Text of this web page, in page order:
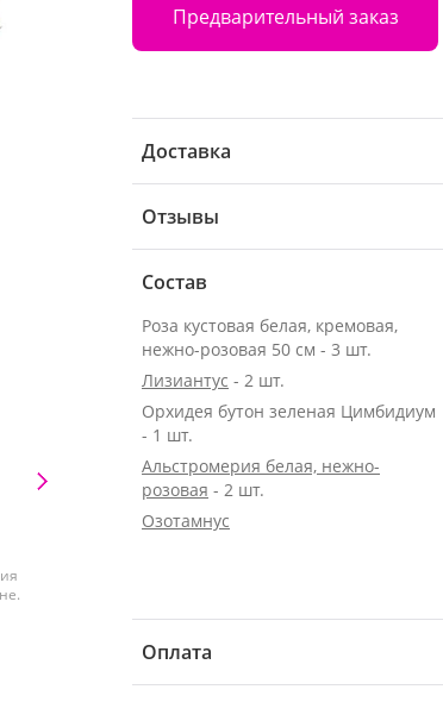
Предварительный заказ
Доставка
Отзывы
Состав
Роза кустовая белая, кремовая,
нежно-розовая 50 см - 3 шт.
Лизиантус - 2 шт.
Орхидея бутон зеленая Цимбидиум
- 1 шт.
Альстромерия белая, нежно-
розовая - 2 шт.
Озотамнус
Оплата